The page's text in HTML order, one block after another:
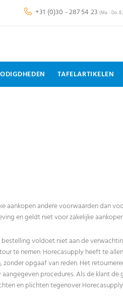
+31 (0)30 - 287 54 23 (Ma. - Do.
TAFELARTIKELEN
aankopen andere voorwaarden dan
en geldt niet voor zakelijke
voldoet niet aan de
te nemen. Horecasupply heeft te
opgaaf van reden. Het
procedures. Als de klant de
en plichten tegenover